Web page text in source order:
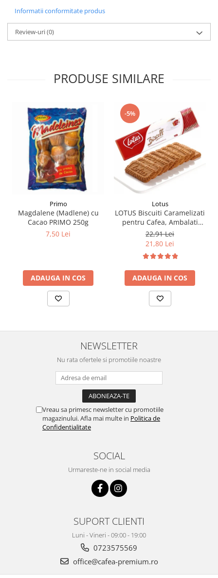
Informatii conformitate produs
Review-uri(0)
PRODUSE SIMILARE
Primo
Magdalene (Madlene) cu
Cacao PRIMO 250g
7,50 Lei
ADAUGA IN COS
-5%
Lotus
LOTUS Biscuiti Caramelizati
pentru Cafea, Ambalati
Individual 50buc 312.5g
22,91 Lei
21,80 Lei
ADAUGA IN COS
NEWSLETTER
Nu rata ofertele si promotiile noastre
Vreau sa primesc newsletter cu promotiile
magazinului. Afla mai multe in Politica de
Confidentialitate
SOCIAL
Urmareste-ne in social media
SUPORT CLIENTI
Luni - Vineri - 09:00 - 19:00
0723575569
office@cafea-premium.ro